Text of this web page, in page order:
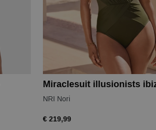
Miraclesuit illusionists
NRI Nori
€ 219,99